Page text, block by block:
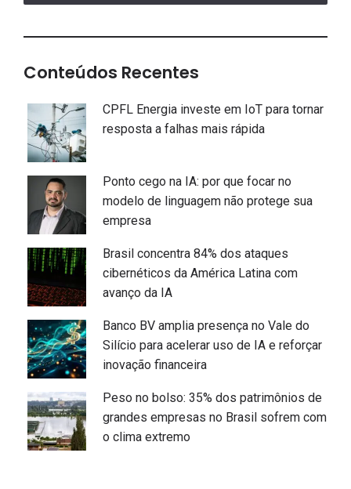
Conteúdos Recentes
CPFL Energia investe em IoT para tornar
resposta a falhas mais rápida
Ponto cego na IA: por que focar no
modelo de linguagem não protege sua
empresa
Brasil concentra 84% dos ataques
cibernéticos da América Latina com
avanço da IA
Banco BV amplia presença no Vale do
Silício para acelerar uso de IA e reforçar
inovação financeira
Peso no bolso: 35% dos patrimônios de
grandes empresas no Brasil sofrem com
o clima extremo